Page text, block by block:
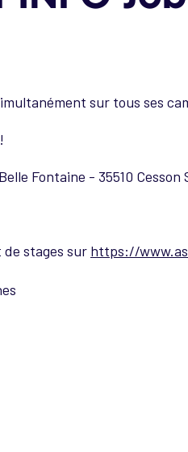
sur tous
Fontaine - 35510 Cesson
stages sur https://